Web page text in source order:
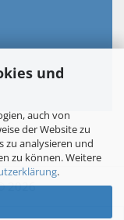
und
auch von
der Website zu
zu analysieren und
zu können. Weitere
.
2026